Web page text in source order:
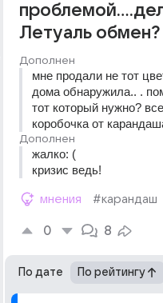
Летуаль обмен?
Дополнен
мне продали не тот
дома обнаружила.. .
тот который нужно?
коробочка от
Дополнен
жалко: (
кризис ведь!
мнения #карандаш
0 8
По дате По рейтингу